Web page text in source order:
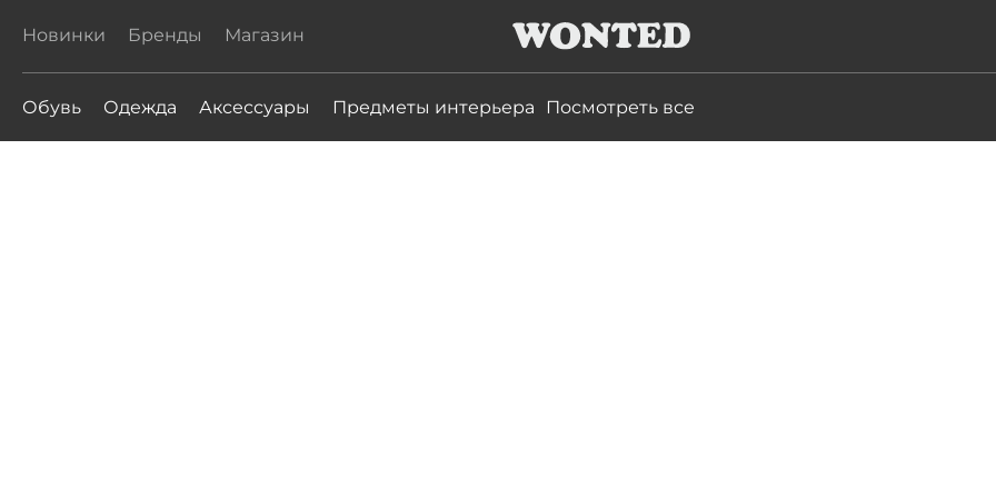
Новинки Бренды Магазин
Обувь Одежда Аксессуары Предметы интерьера Посмотреть все